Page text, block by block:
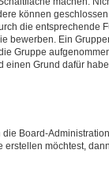
können
die entsprechende
bewerben. Ein
Gruppe
einen Grund dafür
Board-
möchtest,